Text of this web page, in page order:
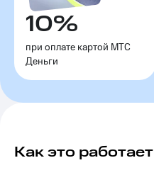
10%
при оплате картой МТС
Деньги
Как это работает